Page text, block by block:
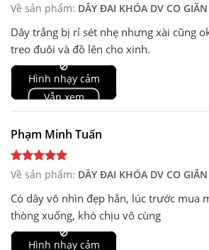
Về sản phẩm: DÂY ĐAI KHÓA DV CO GIÃN
Dây trắng bị rỉ sét nhẹ nhưng xài cũng
treo đuôi và đồ lên cho xinh.
🚫
Hình nhạy cảm
Vẫn xem
Phạm Minh Tuấn
Về sản phẩm: DÂY ĐAI KHÓA DV CO GIÃN
Có dây vô nhìn đẹp hẳn, lúc trước mua
thòng xuống, khó chịu vô cùng
🚫
Hình nhạy cảm